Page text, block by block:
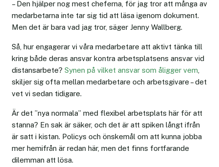
– Den hjälper nog mest cheferna, för jag tror att många av
medarbetarna inte tar sig tid att läsa igenom dokument.
Men det är bara vad jag tror, säger Jenny Wallberg.
Så, hur engagerar vi våra medarbetare att aktivt tänka till
kring både deras ansvar kontra arbetsplatsens ansvar vid
distansarbete? Synen på vilket ansvar som åligger vem
skiljer sig ofta mellan medarbetare och arbetsgivare – det
vet vi sedan tidigare.
Är det ”nya normala” med flexibel arbetsplats här för att
stanna? En sak är säker, och det är att spiken långt ifrån
är satt i kistan. Policys och önskemål om att kunna jobba
mer hemifrån är redan här, men det finns fortfarande
dilemman att lösa.